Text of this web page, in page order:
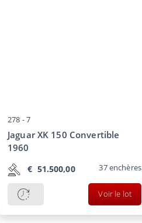
278 -7
Jaguar XK 150 Convertible
1960
€ 51.500,00 37enchères
Voir le lot